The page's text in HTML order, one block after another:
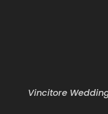
Vincitore